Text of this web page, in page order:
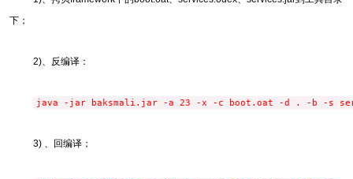
下；
2)、反编译：
java -jar baksmali.jar -a 23 -x -c boot.oat -d . -b -s
3) 、回编译；